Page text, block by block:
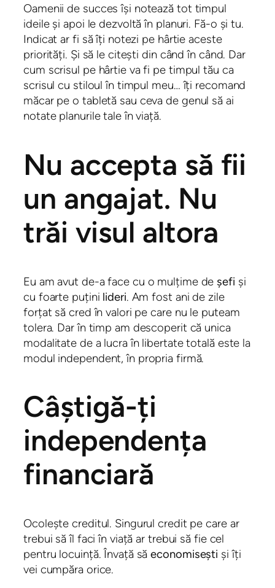
Oamenii de succes își notează tot timpul
ideile și apoi le dezvoltă în planuri. Fă-o și tu.
Indicat ar fi să îți notezi pe hârtie aceste
priorități. Și să le citești din când în când. Dar
cum scrisul pe hârtie va fi pe timpul tău ca
scrisul cu stiloul în timpul meu… îți recomand
măcar pe o tabletă sau ceva de genul să ai
notate planurile tale în viață.
Nu accepta să fii
un angajat. Nu
trăi visul altora
Eu am avut de-a face cu o mulțime de șefi și
cu foarte puțini lideri. Am fost ani de zile
forțat să cred în valori pe care nu le puteam
tolera. Dar în timp am descoperit că unica
modalitate de a lucra în libertate totală este la
modul independent, în propria firmă.
Câștigă-ți
independența
financiară
Ocolește creditul. Singurul credit pe care ar
trebui să îl faci în viață ar trebui să fie cel
pentru locuință. Învață săeconomisești și îți
vei cumpăra orice.